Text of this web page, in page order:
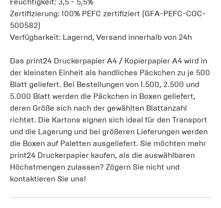
Zertifizierung: 100% PEFC zertifiziert (GFA-PEFC-COC-
500582)
Verfügbarkeit: Lagernd, Versand innerhalb von 24h
Das print24 Druckerpapier A4 / Kopierpapier A4 wird in
der kleinsten Einheit als handliches Päckchen zu je 500
Blatt geliefert. Bei Bestellungen von 1.500, 2.500 und
5.000 Blatt werden die Päckchen in Boxen geliefert,
deren Größe sich nach der gewählten Blattanzahl
richtet. Die Kartons eignen sich ideal für den Transport
und die Lagerung und bei größeren Lieferungen werden
die Boxen auf Paletten ausgeliefert. Sie möchten mehr
print24 Druckerpapier kaufen, als die auswählbaren
Höchstmengen zulassen? Zögern Sie nicht und
kontaktieren Sie uns!